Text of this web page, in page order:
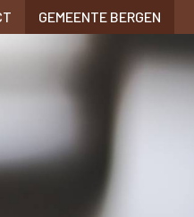
GEMEENTE BERGEN